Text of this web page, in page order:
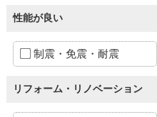
性能が良い
制震・免震・耐震
リフォーム・リノベーション